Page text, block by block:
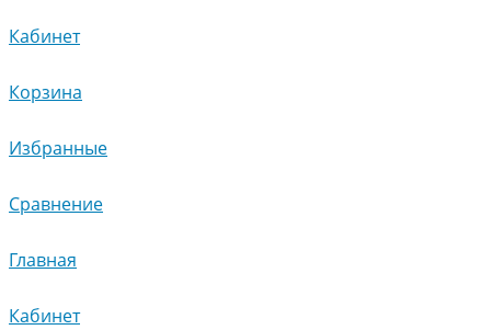
Кабинет
Корзина
Избранные
Сравнение
Главная
Кабинет